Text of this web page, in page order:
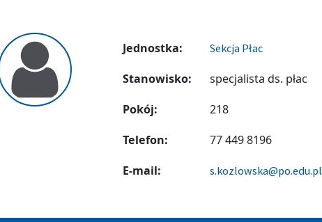
Jednostka: Sekcja Płac
Stanowisko:
specjalista ds. płac
Pokój:
218
Telefon:
77 449 8196
E-mail:
s.kozlowska@po.edu.pl